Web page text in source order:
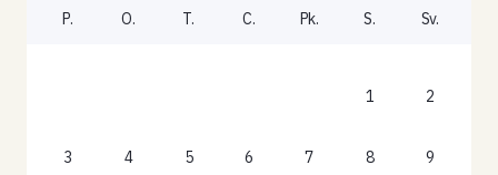
P. O. T. C. Pk. S. Sv.
1 2
3 4 5 6 7 8 9